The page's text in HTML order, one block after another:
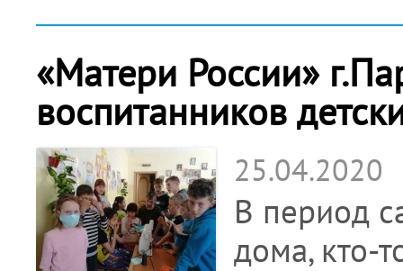
«Матери России»
воспитанников
25.04.2020
В период
дома, кто-